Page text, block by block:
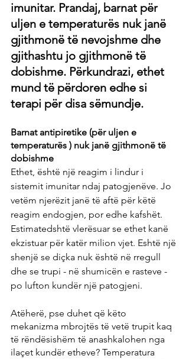
imunitar. Prandaj, barnat për
uljen e temperaturës nuk janë
gjithmonë të nevojshme dhe
gjithashtu jo gjithmonë të
dobishme. Përkundrazi, ethet
mund të përdoren edhe si
terapi për disa sëmundje.
Barnat antipiretike (për uljen e
temperaturës ) nuk janë gjithmonë të
dobishme
Ethet, është një reagim i lindur i
sistemit imunitar ndaj patogjenëve. Jo
vetëm njerëzit janë të aftë për këtë
reagim endogjen, por edhe kafshët.
Estimatedshtë vlerësuar se ethet kanë
ekzistuar për katër milion vjet. Eshtë një
shenjë se diçka nuk është në rregull
dhe se trupi - në shumicën e rasteve -
po lufton kundër një patogjeni.
Atëherë, pse duhet që këto
mekanizma mbrojtës të vetë trupit kaq
të rëndësishëm të anashkalohen nga
ilaçet kundër etheve? Temperatura